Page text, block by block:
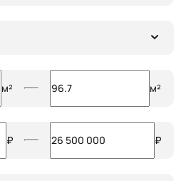
м² м²
₽ ₽